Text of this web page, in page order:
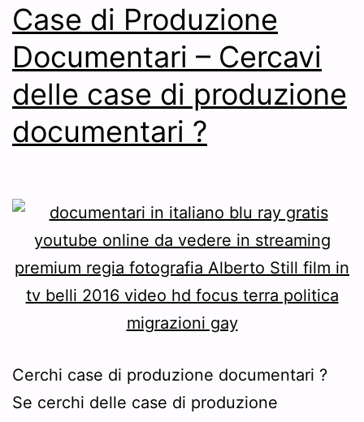
Case di Produzione
Documentari – Cercavi
delle case di produzione
documentari ?
Cerchi case di produzione documentari ?
Se cerchi delle case di produzione